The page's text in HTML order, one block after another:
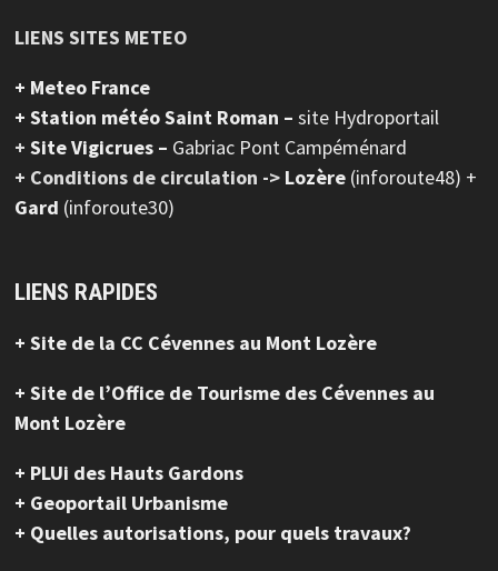
LIENS SITES METEO
+ Meteo France
+ Station météo Saint Roman – site Hydroportail
+ Site Vigicrues – Gabriac Pont Campéménard
+ Conditions de circulation -> Lozère (inforoute48) +
Gard (inforoute30)
LIENS RAPIDES
+ Site de la CC Cévennes au Mont Lozère
+ Site de l’Office de Tourisme des Cévennes au
Mont Lozère
+ PLUi des Hauts Gardons
+ Geoportail Urbanisme
+ Quelles autorisations, pour quels travaux?